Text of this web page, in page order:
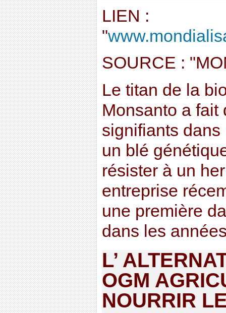
LIEN :
"
SOURCE :
Le titan de la
Monsanto a fait
signifiants dans
un blé
résister à un
entreprise
une première
dans les
L’
OGM
NOURRIR